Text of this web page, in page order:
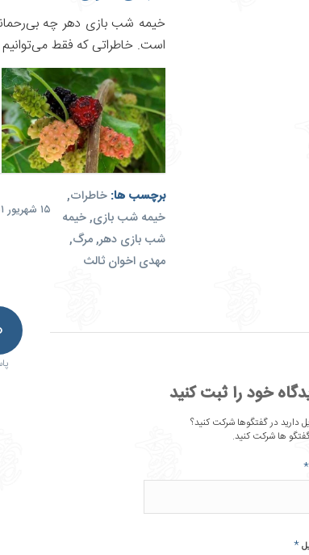
خیمه شب بازی دهر چه
است. خاطراتی که فقط می‌توانیم
۱۵ شهریور ۱۴۰۱
برچسب ها: خاطرات,
خیمه شب بازی,خیمه
شب بازی دهر,مرگ,
مهدی اخوان ثالث
خود را ثبت کنید
دارید در گفتگوها شرکت کنید؟
ها شرکت کنید.
*
*